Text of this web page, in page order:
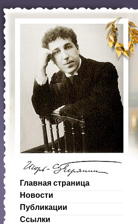
Главная страница
Новости
Публикации
Ссылки